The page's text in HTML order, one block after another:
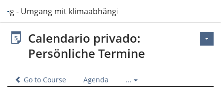
- Umgang mit klimaabhängigen Ressourcen im
Calendario privado:
Persönliche Termine
Go to Course Agenda ...